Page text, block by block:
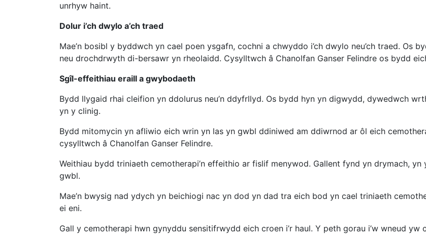
unrhyw haint.
Dolur i’ch dwylo a’ch traed
Mae’n bosibl y byddwch yn cael poen ysgafn, cochni a chwyddo i’ch dwylo neu’ch traed. Os
neu drochdrwyth di-bersawr yn rheolaidd. Cysylltwch â Chanolfan Ganser Felindre os bydd
Sgîl-effeithiau eraill a gwybodaeth
Bydd llygaid rhai cleifion yn ddolurus neu’n ddyfrllyd. Os bydd hyn yn digwydd, dywedwch
yn y clinig.
Bydd mitomycin yn afliwio eich wrin yn las yn gwbl ddiniwed am ddiwrnod ar ôl eich
cysylltwch â Chanolfan Ganser Felindre.
Weithiau bydd triniaeth cemotherapi’n effeithio ar fislif menywod. Gallent fynd yn drymach,
gwbl.
Mae’n bwysig nad ydych yn beichiogi nac yn dod yn dad tra eich bod yn cael triniaeth
ei eni.
Gall y cemotherapi hwn gynyddu sensitifrwydd eich croen i’r haul. Y peth gorau i’w wneud